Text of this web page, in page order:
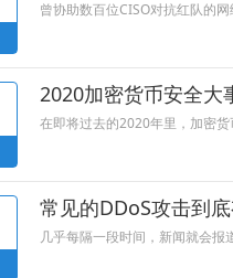
曾协助数百位CISO对抗红队的
2020加密货币安全大
在即将过去的2020年里，加密货
常见的DDoS攻击到
几乎每隔一段时间，新闻就会